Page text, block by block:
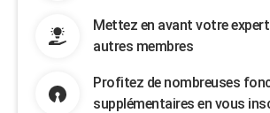
Mettez en avant votre
autres membres
Profitez de nombreuses
supplémentaires en vous